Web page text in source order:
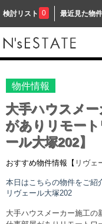
検討リスト 0 最近見た物件
物件情報
大手ハウスメ
がありリモー
ール大塚202】
おすすめ物件情報【 リヴェ
本日はこちらの物件をご紹
リヴェール大塚202
大手ハウスメーカー施工の